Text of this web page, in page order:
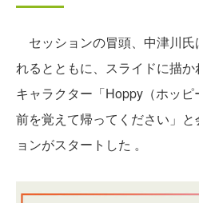
セッションの冒頭、中津川
れるとともに、スライドに描
キャラクター「Hoppy（ホッ
前を覚えて帰ってください」
ョンがスタートした 。